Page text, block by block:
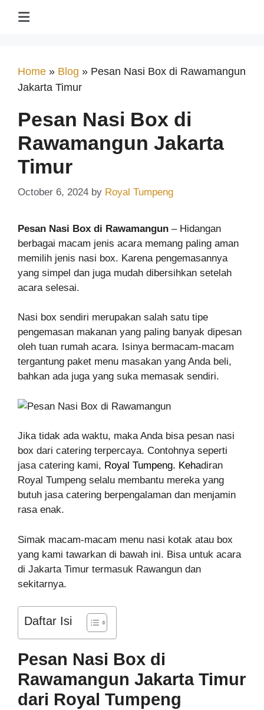
Home » Blog » Pesan Nasi Box di Rawamangun
Jakarta Timur
Pesan Nasi Box di
Rawamangun Jakarta
Timur
October 6, 2024 by Royal Tumpeng
Pesan Nasi Box di Rawamangun – Hidangan
berbagai macam jenis acara memang paling aman
memilih jenis nasi box. Karena pengemasannya
yang simpel dan juga mudah dibersihkan setelah
acara selesai.
Nasi box sendiri merupakan salah satu tipe
pengemasan makanan yang paling banyak dipesan
oleh tuan rumah acara. Isinya bermacam-macam
tergantung paket menu masakan yang Anda beli,
bahkan ada juga yang suka memasak sendiri.
Jika tidak ada waktu, maka Anda bisa pesan nasi
box dari catering terpercaya. Contohnya seperti
jasa catering kami, Royal Tumpeng. Kehadiran
Royal Tumpeng selalu membantu mereka yang
butuh jasa catering berpengalaman dan menjamin
rasa enak.
Simak macam-macam menu nasi kotak atau box
yang kami tawarkan di bawah ini. Bisa untuk acara
di Jakarta Timur termasuk Rawangun dan
sekitarnya.
Daftar Isi
Pesan Nasi Box di
Rawamangun Jakarta Timur
dari Royal Tumpeng